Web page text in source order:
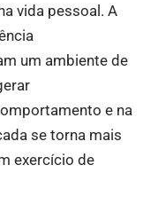
vida pessoal. A
um ambiente de
e na
se torna mais
exercício de